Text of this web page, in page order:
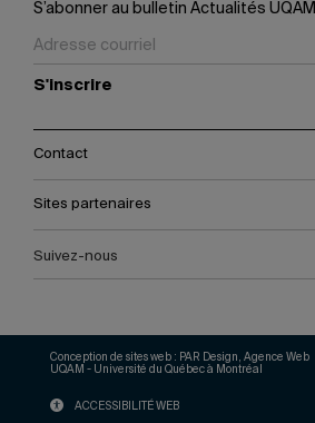
S’abonner au bulletin Actualités UQAM
S'inscrire
Contact
Sites partenaires
Suivez-nous
UQAM - Université du Québec à Montréal
Conception de sites web : PAR Design, Agence Web
ACCESSIBILITÉ WEB